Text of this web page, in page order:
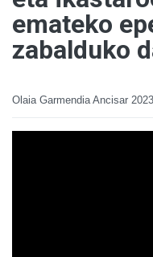
emateko
zabalduko
Olaia Garmendia Ancisar